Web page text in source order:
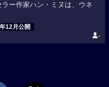
ラー作家ハン・ミヌは、ウネ
12月公開
-